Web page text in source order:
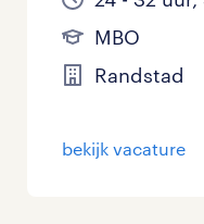
MBO
Randstad
bekijk vacature